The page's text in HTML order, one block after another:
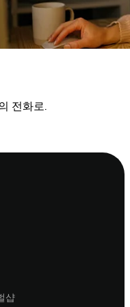
전화로.
샵